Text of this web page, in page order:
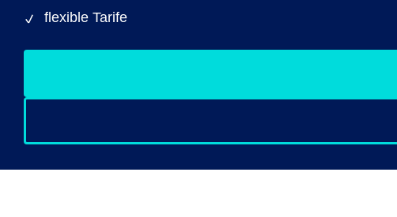
flexible Tarife